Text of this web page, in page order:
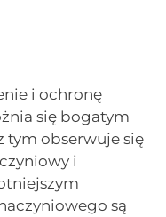
i ochronę
się bogatym
tym obserwuje się
i
są